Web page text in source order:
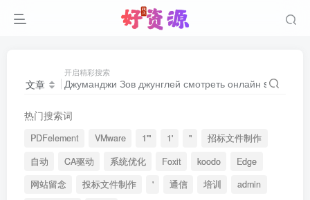
文章
开启精彩搜索
热门搜索词
PDFelement VMware 1'" 1' "
招标文件制作
自动
CA驱动 系统优化 Foxit koodo
Edge
网站留念
投标文件制作 ' 通信 培训
admin